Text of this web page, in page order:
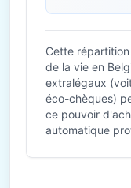
Cette
de la vie en
extralégaux
éco-chèques)
ce pouvoir
automatique